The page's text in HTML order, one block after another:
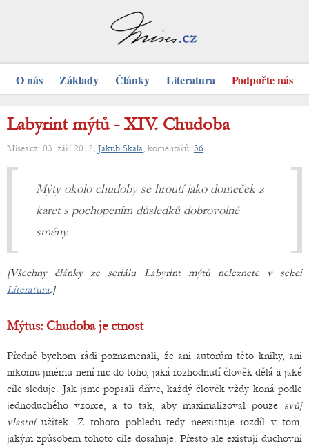
O nás Základy Články Literatura Podpořte nás
Labyrint mýtů - XIV. Chudoba
Mises.cz: 03. září 2012, Jakub Skala, komentářů: 36
Mýty okolo chudoby se hroutí jako domeček z
karet s pochopením důsledků dobrovolné
směny.
[Všechny články ze seriálu Labyrint mýtů neleznete v sekci
Literatura.]
Mýtus: Chudoba je ctnost
Předně bychom rádi poznamenali, že ani autorům této knihy, ani
nikomu jinému není nic do toho, jaká rozhodnutí člověk dělá a jaké
cíle sleduje. Jak jsme popsali dříve, každý člověk vždy koná podle
jednoduchého vzorce, a to tak, aby maximalizoval pouze svůj
vlastníužitek. Z tohoto pohledu tedy neexistuje rozdíl v tom,
jakým způsobem tohoto cíle dosahuje. Přesto ale existují duchovní